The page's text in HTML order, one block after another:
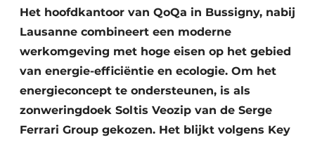
Het hoofdkantoor van QoQa in Bussigny, nabij
Lausanne combineert een moderne
werkomgeving met hoge eisen op het gebied
van energie-efficiëntie en ecologie. Om het
energieconcept te ondersteunen, is als
zonweringdoek Soltis Veozip van de Serge
Ferrari Group gekozen. Het blijkt volgens Key